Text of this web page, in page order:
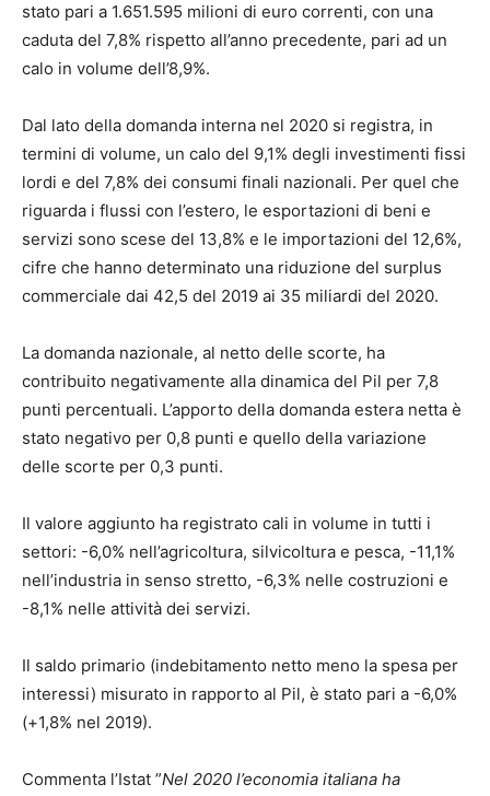
stato pari a 1.651.595 milioni di euro correnti, con una
caduta del 7,8% rispetto all’anno precedente, pari ad un
calo in volume dell’8,9%.
Dal lato della domanda interna nel 2020 si registra, in
termini di volume, un calo del 9,1% degli investimenti fissi
lordi e del 7,8% dei consumi finali nazionali. Per quel che
riguarda i flussi con l’estero, le esportazioni di beni e
servizi sono scese del 13,8% e le importazioni del 12,6%,
cifre che hanno determinato una riduzione del surplus
commerciale dai 42,5 del 2019 ai 35 miliardi del 2020.
La domanda nazionale, al netto delle scorte, ha
contribuito negativamente alla dinamica del Pil per 7,8
punti percentuali. L’apporto della domanda estera netta è
stato negativo per 0,8 punti e quello della variazione
delle scorte per 0,3 punti.
Il valore aggiunto ha registrato cali in volume in tutti i
settori: -6,0% nell’agricoltura, silvicoltura e pesca, -11,1%
nell’industria in senso stretto, -6,3% nelle costruzioni e
-8,1% nelle attività dei servizi.
Il saldo primario (indebitamento netto meno la spesa per
interessi) misurato in rapporto al Pil, è stato pari a -6,0%
(+1,8% nel 2019).
Commenta l’Istat ”Nel 2020 l’economia italiana ha